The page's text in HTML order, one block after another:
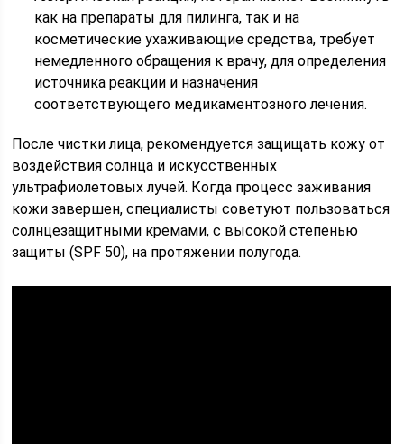
как на препараты для пилинга, так и на
косметические ухаживающие средства, требует
немедленного обращения к врачу, для определения
источника реакции и назначения
соответствующего медикаментозного лечения.
После чистки лица, рекомендуется защищать кожу от
воздействия солнца и искусственных
ультрафиолетовых лучей. Когда процесс заживания
кожи завершен, специалисты советуют пользоваться
солнцезащитными кремами, с высокой степенью
защиты (SPF 50), на протяжении полугода.